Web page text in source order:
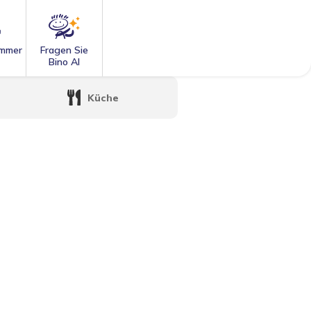
Fragen Sie
Bino AI
Küche